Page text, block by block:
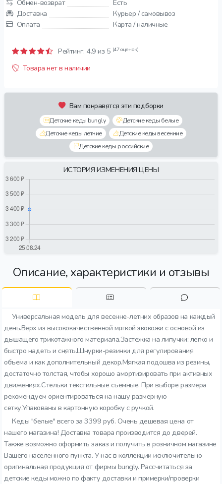
Обмен-возврат
Есть
Доставка
Курьер / самовывоз
Оплата
Карта / наличные
Рейтинг: 4.9 из 5 (47 оценок)
Товара нет в наличии
Вам понравятся эти подборки
Детские кеды bungly
Детские кеды белые
Детские кеды летние
Детские кеды весенние
Детские кеды российские
ИСТОРИЯ ИЗМЕНЕНИЯ ЦЕНЫ
Описание, характеристики и отзывы
Универсальная модель для весенне-летних образов на каждый
день.Верх из высококачественной мягкой экокожи с основой из
дышащего трикотажного материала.Застежка на липучки: легко и
быстро надеть и снять.Шнурки-резинки для регулирования
объема и как дополнительный декор.Мягкая подошва из резины,
достаточно толстая, чтобы хорошо амортизировать при активных
движениях.Стельки текстильные съемные. При выборе размера
рекомендуем ориентироваться на нашу размерную
сетку.Упакованы в картонную коробку с ручкой.
Кеды "белые" всего за 3399 руб. Очень дешевая цена от
нашего магазина! Доставка товара производится до дверей.
Также возможно оформить заказ и получить в розничном магазине
Вашего населенного пункта. У нас в коллекции исключительно
оригинальная продукция от фирмы bungly. Рассчитаться за
детские кеды можно по факту доставки и примерки/проверки